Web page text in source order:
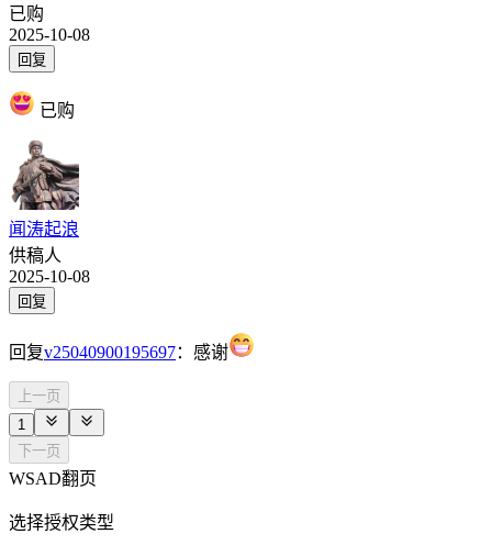
已购
2025-10-08
回复
已购
闻涛起浪
供稿人
2025-10-08
回复
回复v25040900195697： 感谢
上一页
1
下一页
WSAD翻页
选择授权类型